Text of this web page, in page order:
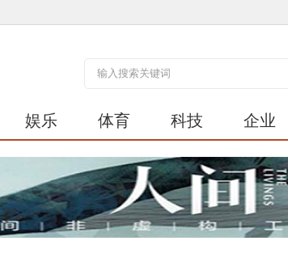
娱乐 体育 科技 企业